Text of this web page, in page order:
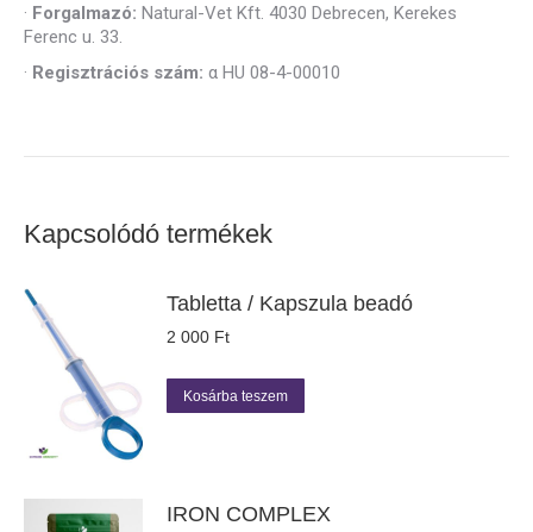
· Forgalmazó: Natural-Vet Kft. 4030 Debrecen, Kerekes
Ferenc u. 33.
· Regisztrációs szám: α HU 08-4-00010
Kapcsolódó termékek
Tabletta / Kapszula beadó
2 000 Ft
Kosárba teszem
IRON COMPLEX